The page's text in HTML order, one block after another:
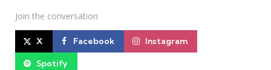
Join the conversation
X Facebook Instagram
Spotify